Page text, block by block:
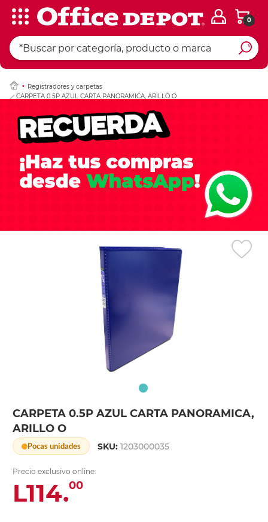
0
Registradores y carpetas
CARPETA 0.5P AZUL CARTA PANORAMICA, ARILLO O
CARPETA 0.5P AZUL CARTA PANORAMICA,
ARILLO O
Pocas unidades SKU:1203000035
Precio exclusivo online:
L114.00
Ingresar Codigo